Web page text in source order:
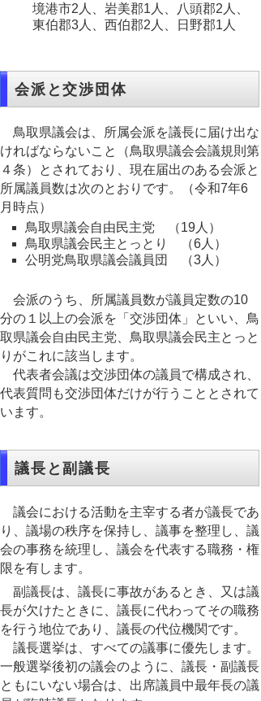
境港市2人、岩美郡1人、八頭郡2人、
東伯郡3人、西伯郡2人、日野郡1人
会派と交渉団体
鳥取県議会は、所属会派を議長に届け出な
ければならないこと（鳥取県議会会議規則第
４条）とされており、現在届出のある会派と
所属議員数は次のとおりです。（令和7年6
月時点）
鳥取県議会自由民主党 （19人）
鳥取県議会民主とっとり （6人）
公明党鳥取県議会議員団 （3人）
会派のうち、所属議員数が議員定数の10
分の１以上の会派を「交渉団体」といい、鳥
取県議会自由民主党、鳥取県議会民主とっと
りがこれに該当します。
代表者会議は交渉団体の議員で構成され、
代表質問も交渉団体だけが行うこととされて
います。
議長と副議長
議会における活動を主宰する者が議長であ
り、議場の秩序を保持し、議事を整理し、議
会の事務を統理し、議会を代表する職務・権
限を有します。
副議長は、議長に事故があるとき、又は議
長が欠けたときに、議長に代わってその職務
を行う地位であり、議長の代位機関です。
議長選挙は、すべての議事に優先します。
一般選挙後初の議会のように、議長・副議長
ともにいない場合は、出席議員中最年長の議